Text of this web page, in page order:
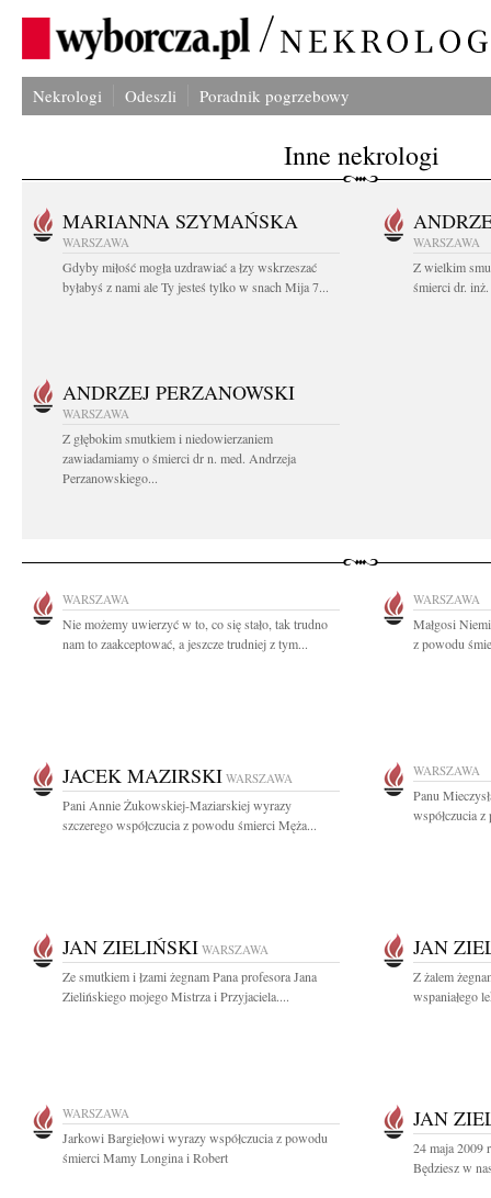
Nekrologi Odeszli Poradnik pogrzebowy
Inne nekrologi
MARIANNA SZYMAŃSKA
WARSZAWA
Gdyby miłość mogła uzdrawiać a łzy wskrzeszać
byłabyś z nami ale Ty jesteś tylko w snach Mija 7...
WARSZAWA
Z wielkim
śmierci dr.
ANDRZEJ PERZANOWSKI
WARSZAWA
Z głębokim smutkiem i niedowierzaniem
zawiadamiamy o śmierci dr n. med. Andrzeja
Perzanowskiego...
WARSZAWA
Nie możemy uwierzyć w to, co się stało, tak trudno
nam to zaakceptować, a jeszcze trudniej z tym...
WARSZAWA
Małgosi
z powodu
JACEK MAZIRSKI WARSZAWA
Pani Annie Żukowskiej-Maziarskiej wyrazy
szczerego współczucia z powodu śmierci Męża...
WARSZAWA
Panu
współczucia
JAN ZIELIŃSKI WARSZAWA
Ze smutkiem i łzami żegnam Pana profesora Jana
Zielińskiego mojego Mistrza i Przyjaciela....
JAN
Z żalem
wspaniałego
WARSZAWA
Jarkowi Bargiełowi wyrazy współczucia z powodu
śmierci Mamy Longina i Robert
JAN
24 maja 2009
Będziesz w